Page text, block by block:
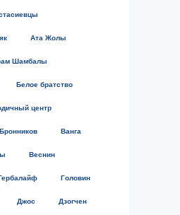
Ата Жолы
Шамбалы
Белое братство
центр
Бронников Ванга
Веснин
Головин
Джос Дзогчен